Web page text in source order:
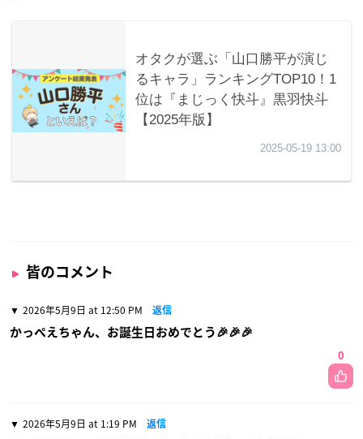
皆のコメント
2026年5月9日 at 12:50 PM 返信
かっぺえちゃん、お誕生日おめでとう🎉🎉🎉
0
2026年5月9日 at 1:19 PM 返信